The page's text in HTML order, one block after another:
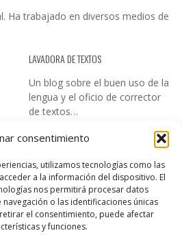
consentimiento
utilizamos tecnologías como las
a la información del dispositivo. El
nos permitirá procesar datos
o las identificaciones únicas
el consentimiento, puede afectar
y funciones.
Ha trabajado en diversos medios de
LAVADORA DE TEXTOS
Un blog sobre el buen uso de la
lengua y el oficio de corrector
de textos…